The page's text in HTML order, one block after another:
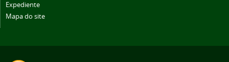
Expediente
Mapa do site